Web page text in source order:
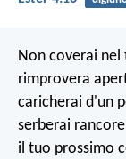
Non coverai
rimprovera
caricherai d'un
serberai
il tuo prossimo